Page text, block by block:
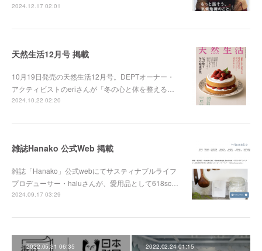
2024.12.17 02:01
天然生活12月号 掲載
10月19日発売の天然生活12月号。DEPTオーナー・
アクティビストのeriさんが「冬の心と体を整える…
2024.10.22 02:20
雑誌Hanako 公式Web 掲載
雑誌「Hanako」公式webにてサスティナブルライフ
プロデューサー・haluさんが、愛用品として618sc…
2024.09.17 03:29
2022.05.31 06:35 2022.02.24 01:15